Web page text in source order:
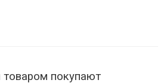
товаром покупают